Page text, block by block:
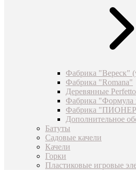
Фабрика "Вереск"
Фабрика "Romana"
Деревянные
Фабрика "Формула
Фабрика
Дополнительное
Батуты
Садовые качели
Качели
Горки
Пластиковые игровые